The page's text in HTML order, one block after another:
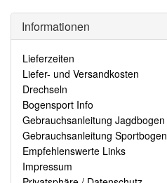
Informationen
Lieferzeiten
Liefer- und Versandkosten
Drechseln
Bogensport Info
Gebrauchsanleitung Jagdbogen
Gebrauchsanleitung Sportbogen
Empfehlenswerte Links
Impressum